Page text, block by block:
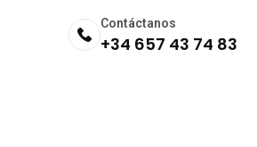
Contáctanos
+34 657 43 74 83